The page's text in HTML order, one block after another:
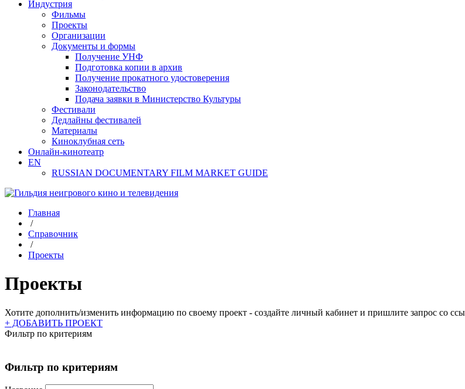
Индустрия
Фильмы
Проекты
Организации
Документы и формы
Получение УНФ
Подготовка копии в архив
Получение прокатного удостоверения
Законодательство
Подача заявки в Министерство Культуры
Фестивали
Дедлайны фестивалей
Материалы
Киноклубная сеть
Онлайн-кинотеатр
EN
RUSSIAN DOCUMENTARY FILM MARKET GUIDE
Главная
/
Справочник
/
Проекты
Проекты
Хотите дополнить/изменить информацию по своему проект - создайте личный кабинет и пришлите запрос cо
+ ДОБАВИТЬ ПРОЕКТ
Фильтр по критериям
Фильтр по критериям